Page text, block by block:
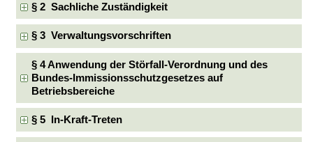
§ 2 Sachliche Zuständigkeit
§ 3 Verwaltungsvorschriften
§ 4 Anwendung der Störfall-Verordnung und des
Bundes-Immissionsschutzgesetzes auf
Betriebsbereiche
§ 5 In-Kraft-Treten